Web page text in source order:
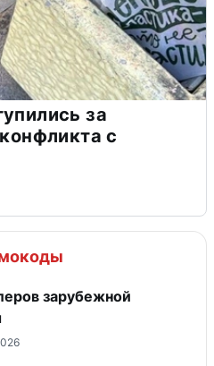
за
с
зарубежной